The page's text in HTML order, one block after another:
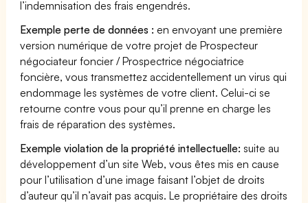
l’indemnisation des frais engendrés.
Exemple perte de données : en envoyant une première
version numérique de votre projet de Prospecteur
négociateur foncier / Prospectrice négociatrice
foncière, vous transmettez accidentellement un virus qui
endommage les systèmes de votre client. Celui-ci se
retourne contre vous pour qu’il prenne en charge les
frais de réparation des systèmes.
Exemple violation de la propriété intellectuelle: suite au
développement d’un site Web, vous êtes mis en cause
pour l’utilisation d’une image faisant l’objet de droits
d’auteur qu’il n’avait pas acquis. Le propriétaire des droits